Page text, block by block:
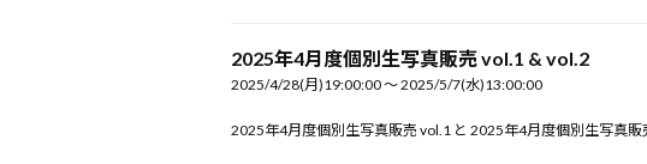
2025年4月度個別生写真販売 vol.1 & vol.2
2025/4/28(月)19:00:00 〜 2025/5/7(水)13:00:00
2025年4月度個別生写真販売 vol.1 と 2025年4月度個別生写真